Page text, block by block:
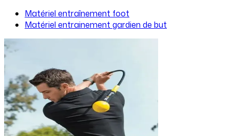
Matériel entraînement foot
Matériel entrainement gardien de but